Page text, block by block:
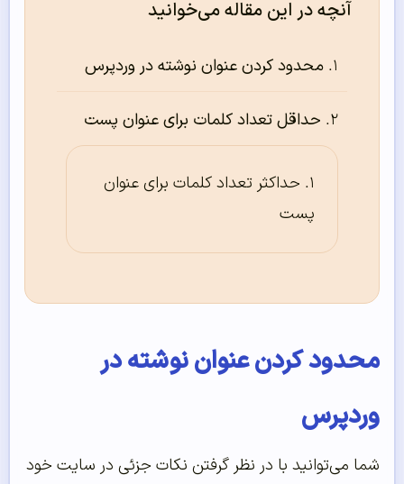
آنچه در این مقاله می‌خوانید
محدود کردن عنوان نوشته در وردپرس
حداقل تعداد کلمات برای عنوان پست
حداکثر تعداد کلمات برای عنوان
پست
محدود کردن عنوان نوشته در
وردپرس
شما می‌توانید با در نظر گرفتن نکات جزئی در سایت خود